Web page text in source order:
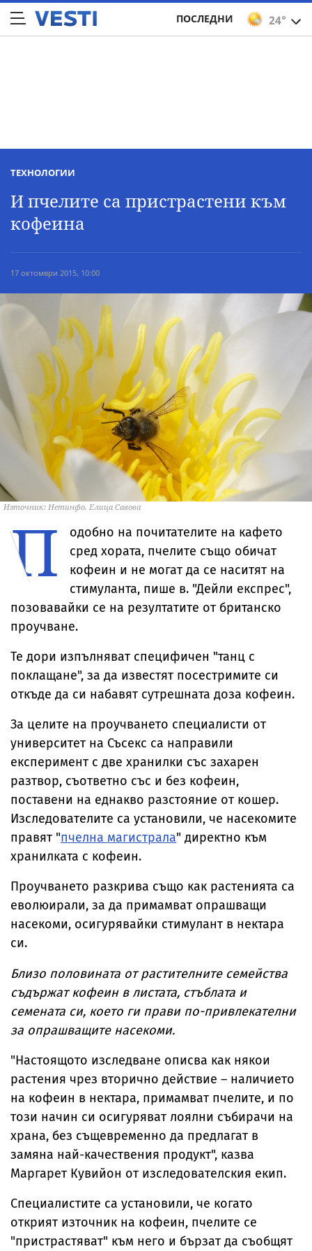
24°
ПОСЛЕДНИ
ТЕХНОЛОГИИ
И пчелите са пристрастени към
кофеина
17 октомври 2015, 10:00
Източник: Нетинфо, Елица Савова
П
одобно на почитателите на кафето
сред хората, пчелите също обичат
кофеин и не могат да се наситят на
стимуланта, пише в. "Дейли експрес",
позовавайки се на резултатите от британско
проучване.
Те дори изпълняват специфичен "танц с
поклащане", за да известят посестримите си
откъде да си набавят сутрешната доза кофеин.
За целите на проучването специалисти от
университет на Съсекс са направили
експеримент с две хранилки със захарен
разтвор, съответно със и без кофеин,
поставени на еднакво разстояние от кошер.
Изследователите са установили, че насекомите
правят "пчелна магистрала" директно към
хранилката с кофеин.
Проучването разкрива също как растенията са
еволюирали, за да примамват опрашващи
насекоми, осигурявайки стимулант в нектара
си.
Близо половината от растителните семейства
съдържат кофеин в листата, стъблата и
семената си, което ги прави по-привлекателни
за опрашващите насекоми.
"Настоящото изследване описва как някои
растения чрез вторично действие – наличието
на кофеин в нектара, примамват пчелите, и по
този начин си осигуряват лоялни събирачи на
храна, без същевременно да предлагат в
замяна най-качествения продукт", казва
Маргарет Кувийон от изследователския екип.
Специалистите са установили, че когато
открият източник на кофеин, пчелите се
"пристрастяват" към него и бързат да съобщят